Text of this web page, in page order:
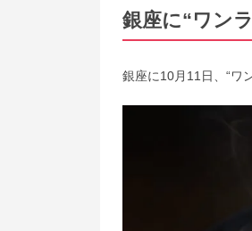
銀座に“ワン
銀座に10月11日、“ワ